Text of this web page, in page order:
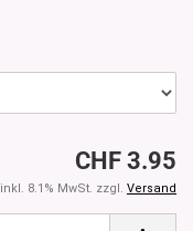
CHF 3.95
inkl. 8.1% MwSt. zzgl. Versand